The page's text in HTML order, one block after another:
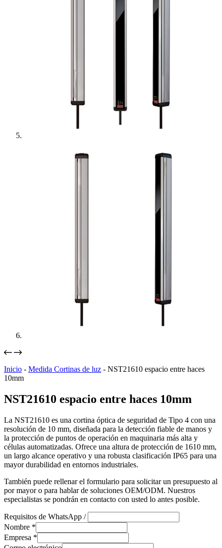
Inicio - Medida Cortinas de luz - NST21610 espacio entre haces
10mm
NST21610 espacio entre haces 10mm
La NST21610 es una cortina óptica de seguridad de Tipo 4 con una
resolución de 10 mm, diseñada para la detección fiable de manos y
la protección de puntos de operación en maquinaria más alta y
células automatizadas. Ofrece una altura de protección de 1610 mm,
un largo alcance operativo y una robusta clasificación IP65 para una
mayor durabilidad en entornos industriales.
También puede rellenar el formulario para solicitar un presupuesto al
por mayor o para hablar de soluciones OEM/ODM. Nuestros
especialistas se pondrán en contacto con usted lo antes posible.
Requisitos de WhatsApp /
Nombre *
Empresa *